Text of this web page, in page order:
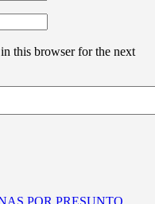
this browser for the next